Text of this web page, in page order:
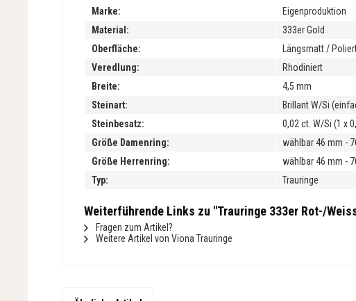
Marke:
Eigenproduktion
Material:
333er Gold
Oberfläche:
Längsmatt /
Veredlung:
Rhodiniert
Breite:
4,5 mm
Steinart:
Brillant W/Si
Steinbesatz:
0,02 ct. W/Si (1 x
Größe Damenring:
wählbar 46 mm -
Größe Herrenring:
wählbar 46 mm -
Typ:
Trauringe
Weiterführende Links zu "Trauringe 333er Rot-/
Fragen zum Artikel?
Weitere Artikel von Viona Trauringe